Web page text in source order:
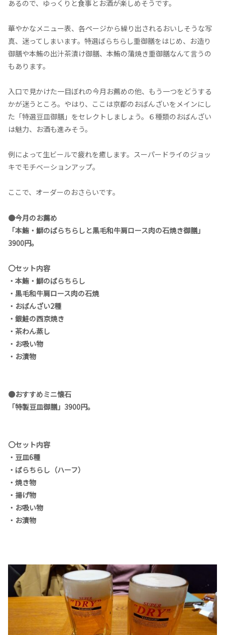
あるので、ゆっくりと食事とお酒が楽しめそうです。
華やかなメニュー表、各ページから繰り出されるおいしそうな写
真、迷ってしまいます。特選ばらちらし重御膳をはじめ、お造り
御膳や本鮪の出汁茶漬け御膳、本鮪の蒲焼き重御膳なんて言うの
もあります。
入口で見かけた一目ぼれの今月お薦めの他、もう一つをどうする
かが迷うところ。やはり、ここは京都のおばんざいをメインにし
た「特選豆皿御膳」をセレクトしましょう。６種類のおばんざい
は魅力、お酒も進みそう。
例によって生ビールで疲れを癒します。スーパードライのジョッ
キでモチベーションアップ。
ここで、オーダーのおさらいです。
●今月のお薦め
「本鮪・鰤のばらちらしと黒毛和牛肩ロース肉の石焼き御膳」
3900円。
〇セット内容
・本鮪・鰤のばらちらし
・黒毛和牛肩ロース肉の石焼
・おばんざい2種
・銀鮭の西京焼き
・茶わん蒸し
・お吸い物
・お漬物
●おすすめミニ懐石
「特製豆皿御膳」3900円。
〇セット内容
・豆皿6種
・ばらちらし（ハーフ）
・焼き物
・揚げ物
・お吸い物
・お漬物